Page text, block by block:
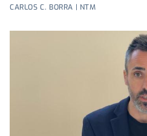
CARLOS C. BORRA | NTM